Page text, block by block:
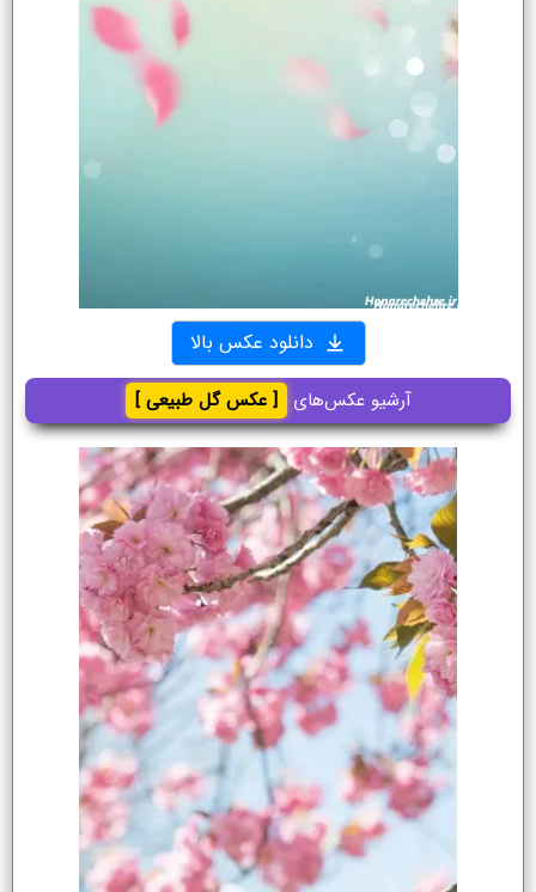
دانلود عکس بالا
آرشیو عکس‌های [ عکس گل طبیعی ]